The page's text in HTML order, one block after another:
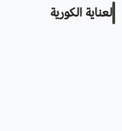
العناية الكورية